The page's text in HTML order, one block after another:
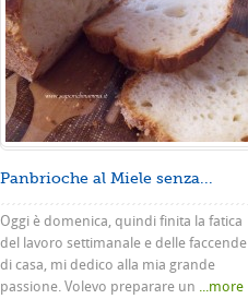
Panbrioche al Miele senza...
Oggi è domenica, quindi finita la fatica
del lavoro settimanale e delle faccende
di casa, mi dedico alla mia grande
passione. Volevo preparare un ...more